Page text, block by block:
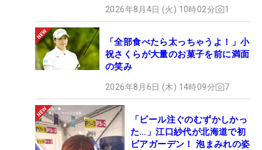
2026年8月4日 (火) 10時02分 1
「全部食べたら太っちゃうよ！」小
祝さくらが大量のお菓子を前に満面
の笑み
2026年8月6日 (木) 14時09分 7
「ビール注ぐのむずかしかっ
た…」江口紗代が北海道で初
ビアガーデン！ 泡まみれの姿